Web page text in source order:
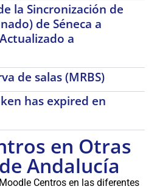
la Sincronización de
de Séneca a
a
de salas (MRBS)
has expired en
en Otras
Andalucía
Centros en las diferentes